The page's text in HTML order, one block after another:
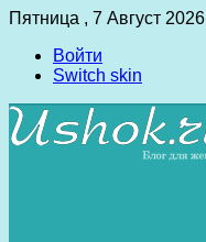
Пятница , 7 Август 2026
Войти
Switch skin